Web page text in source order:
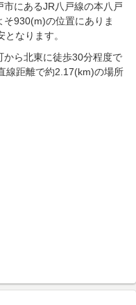
市にあるJR八戸線の本八戸
930(m)の位置にありま
なります。
から北東に徒歩30分程度で
線距離で約2.17(km)の場所